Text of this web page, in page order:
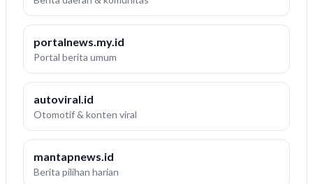
portalnews.my.id
Portal berita umum
autoviral.id
Otomotif & konten viral
mantapnews.id
Berita pilihan harian